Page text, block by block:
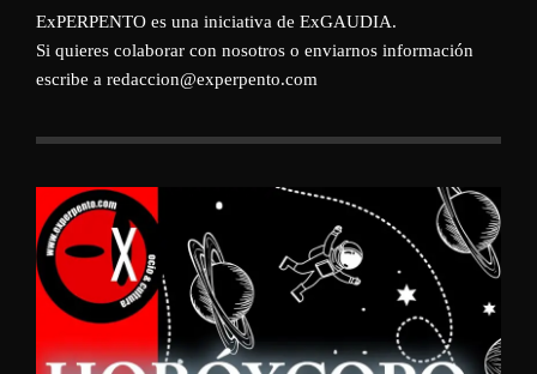
ExPERPENTO es una iniciativa de ExGAUDIA.
Si quieres colaborar con nosotros o enviarnos información
escribe a redaccion@experpento.com